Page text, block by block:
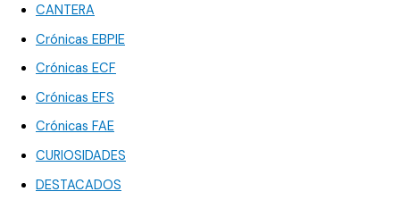
CANTERA
Crónicas EBPIE
Crónicas ECF
Crónicas EFS
Crónicas FAE
CURIOSIDADES
DESTACADOS